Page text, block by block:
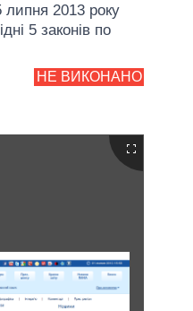
липня 2013 року
5 законів по
НЕ ВИКОНАНО